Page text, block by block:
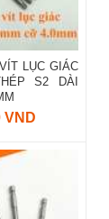
LỤC GIÁC
S2 DÀI
VND